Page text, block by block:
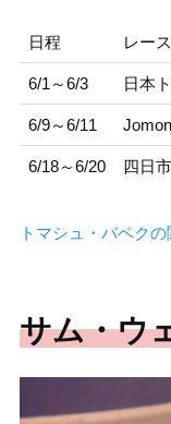
日程 レー
6/1～6/3 日本
6/9～6/11
6/18～6/20 四日
トマシュ・バベク
サム・ウ